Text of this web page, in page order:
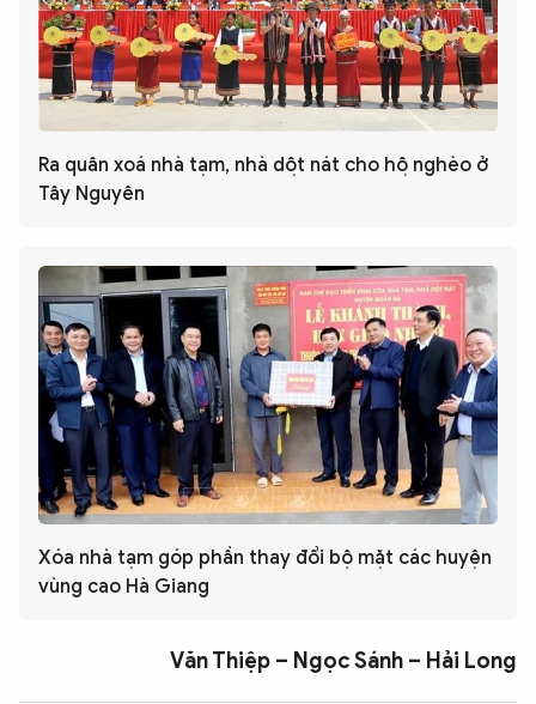
Ra quân xoá nhà tạm, nhà dột nát cho hộ nghèo ở
Tây Nguyên
Xóa nhà tạm góp phần thay đổi bộ mặt các huyện
vùng cao Hà Giang
Văn Thiệp – Ngọc Sánh – Hải Long